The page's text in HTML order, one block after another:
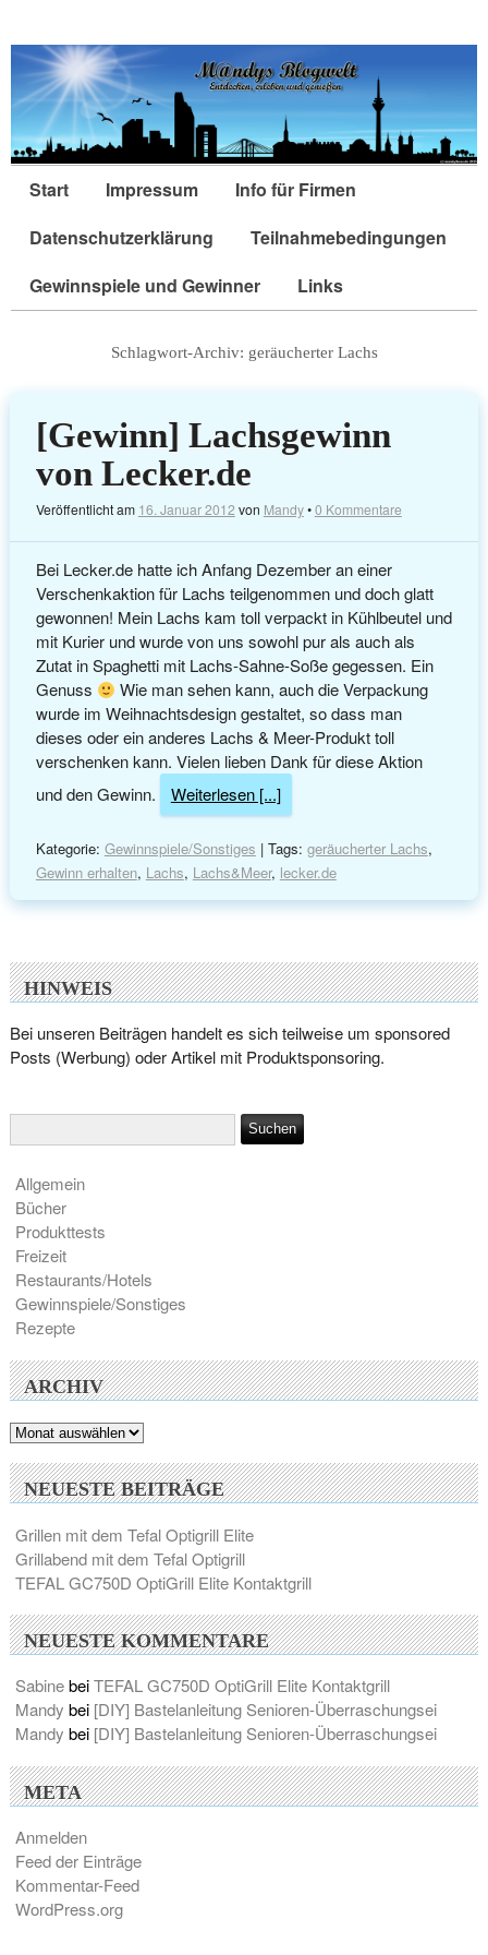
Start Impressum
Info für Firmen
Datenschutzerklärung
Teilnahmebedingungen
Gewinnspiele und Gewinner
Links
Schlagwort-Archiv: geräucherter Lachs
[Gewinn] Lachsgewinn
von Lecker.de
Veröffentlicht am 16. Januar 2012 von Mandy•0 Kommentare
Bei Lecker.de hatte ich Anfang Dezember an einer
Verschenkaktion für Lachs teilgenommen und doch glatt
gewonnen! Mein Lachs kam toll verpackt in Kühlbeutel und
mit Kurier und wurde von uns sowohl pur als auch als
Zutat in Spaghetti mit Lachs-Sahne-Soße gegessen. Ein
Genuss
Wie man sehen kann, auch die Verpackung
wurde im Weihnachtsdesign gestaltet, so dass man
dieses oder ein anderes Lachs & Meer-Produkt toll
verschenken kann. Vielen lieben Dank für diese Aktion
und den Gewinn.
Weiterlesen [...]
Kategorie: Gewinnspiele/Sonstiges | Tags: geräucherter Lachs,
Gewinn erhalten, Lachs, Lachs&Meer, lecker.de
HINWEIS
Bei unseren Beiträgen handelt es sich teilweise um sponsored
Posts (Werbung) oder Artikel mit Produktsponsoring.
Allgemein
Bücher
Produkttests
Freizeit
Restaurants/Hotels
Gewinnspiele/Sonstiges
Rezepte
ARCHIV
Archiv
NEUESTE BEITRÄGE
Grillen mit dem Tefal Optigrill Elite
Grillabend mit dem Tefal Optigrill
TEFAL GC750D OptiGrill Elite Kontaktgrill
NEUESTE KOMMENTARE
SabinebeiTEFAL GC750D OptiGrill Elite Kontaktgrill
Mandy bei [DIY] Bastelanleitung Senioren-Überraschungsei
Mandy bei [DIY] Bastelanleitung Senioren-Überraschungsei
META
Anmelden
Feed der Einträge
Kommentar-Feed
WordPress.org